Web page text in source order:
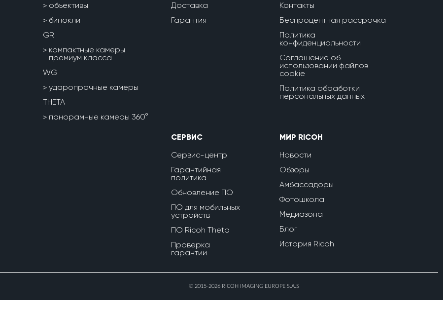
объективы
бинокли
GR
компактные камеры
премиум класса
WG
ударопрочные камеры
THETA
панорамные камеры 360°
Доставка
Гарантия
Контакты
Беспроцентная рассрочка
Политика
конфиденциальности
Соглашение об
использовании файлов
cookie
Политика обработки
персональных данных
СЕРВИС
Сервис-центр
Гарантийная
политика
Обновление ПО
ПО для мобильных
устройств
ПО Ricoh Theta
Проверка
гарантии
МИР RICOH
Новости
Обзоры
Амбассадоры
Фотошкола
Медиазона
Блог
История Ricoh
© 2015-2026 RICOH IMAGING EUROPE S.A.S